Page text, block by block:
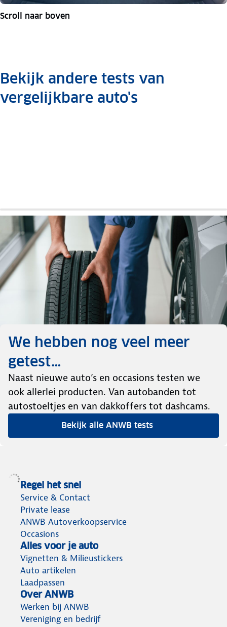
Scroll naar boven
Bekijk andere tests van
vergelijkbare auto's
We hebben nog veel meer
getest…
Naast nieuwe auto’s en occasions testen we
ook allerlei producten. Van autobanden tot
autostoeltjes en van dakkoffers tot dashcams.
Bekijk alle ANWB tests
Regel het snel
Service & Contact
Private lease
ANWB Autoverkoopservice
Occasions
Alles voor je auto
Vignetten & Milieustickers
Auto artikelen
Laadpassen
Over ANWB
Werken bij ANWB
Vereniging en bedrijf